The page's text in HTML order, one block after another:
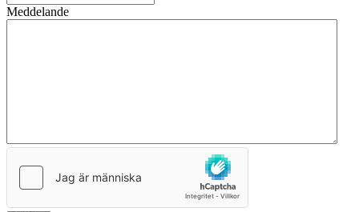
Meddelande